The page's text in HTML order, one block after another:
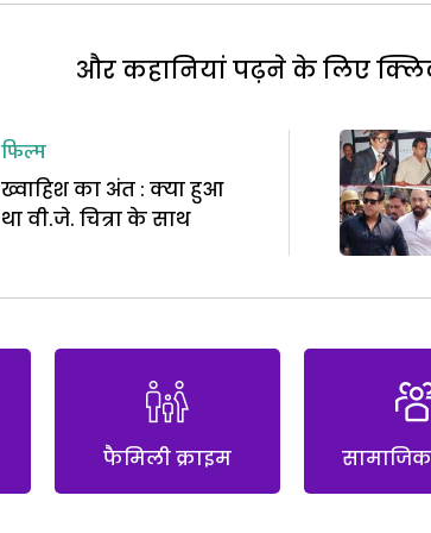
और कहानियां पढ़ने के लिए
फिल्म
ख्वाहिश का अंत : क्या हुआ
था वी.जे. चित्रा के साथ
फैमिली क्राइम